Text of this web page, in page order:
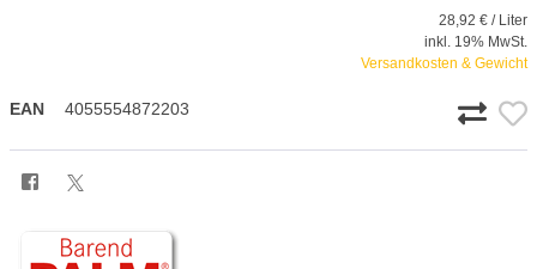
28,92 € / Liter
inkl. 19% MwSt.
Versandkosten & Gewicht
EAN 4055554872203